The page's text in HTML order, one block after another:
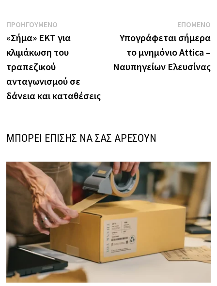
Πλοήγηση
άρθρων
ΠΡΟΗΓΟΥΜΕΝΟ
post:
«Σήμα» ΕΚΤ για
κλιμάκωση του
τραπεζικού
ανταγωνισμού σε
δάνεια και καταθέσεις
ΕΠΟΜΕΝΟ
Υπογράφεται σήμερα
το μνημόνιο Attica –
Ναυπηγείων Ελευσίνας
ΜΠΟΡΕΙ ΕΠΙΣΗΣ ΝΑ ΣΑΣ ΑΡΕΣΟΥΝ